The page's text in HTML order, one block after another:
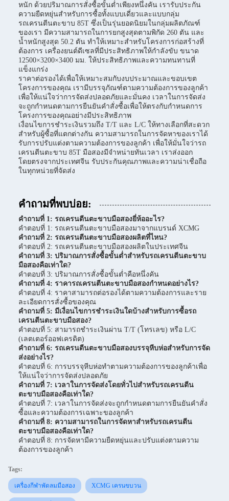
หนัก ด้วยปริมาณการสั่งซื้อขั้นต่ำเพียงหนึ่งคัน เรารับประกัน
ความยืดหยุ่นสำหรับการซื้อทั้งแบบเดี่ยวและแบบกลุ่ม
รถเครนตีนตะขาบ 85T ซึ่งเป็นรุ่นยอดนิยมในกลุ่มผลิตภัณฑ์
ของเรา มีความสามารถในการยกสูงสุดตามพิกัด 260 ตัน และ
น้ำหนักสูงสุด 50.2 ตัน ทำให้เหมาะสำหรับโครงการก่อสร้างที่
ต้องการ เครื่องยนต์ดีเซลที่มีประสิทธิภาพให้กำลังขับ ขนาด
12500×3200×3400 มม. ให้ประสิทธิภาพและความทนทานที่
แข็งแกร่ง
ราคาต่อรองได้เพื่อให้เหมาะสมกับงบประมาณและขอบเขต
โครงการของคุณ เรามีบรรจุภัณฑ์ตามความต้องการของลูกค้า
เพื่อให้แน่ใจว่าการจัดส่งปลอดภัยและมั่นคง เวลาในการจัดส่ง
จะถูกกำหนดตามการยืนยันคำสั่งซื้อเพื่อให้ตรงกับกำหนดการ
โครงการของคุณอย่างมีประสิทธิภาพ
เงื่อนไขการชำระเงินรวมถึง T/T และ L/C ให้ทางเลือกที่สะดวก
สำหรับผู้ซื้อที่แตกต่างกัน ความสามารถในการจัดหาของเราได้
รับการปรับแต่งตามความต้องการของลูกค้า เพื่อให้มั่นใจว่ารถ
เครนตีนตะขาบ 85T มือสองมีจำหน่ายทันเวลา เราส่งออก
โดยตรงจากประเทศจีน รับประกันคุณภาพและความน่าเชื่อถือ
ในทุกหน่วยที่จัดส่ง
คำถามที่พบบ่อย:
คำถามที่ 1: รถเครนตีนตะขาบมือสองยี่ห้ออะไร?
คำตอบที่ 1: รถเครนตีนตะขาบมือสองมาจากแบรนด์ XCMG
คำถามที่ 2: รถเครนตีนตะขาบมือสองผลิตที่ไหน?
คำตอบที่ 2: รถเครนตีนตะขาบมือสองผลิตในประเทศจีน
คำถามที่ 3: ปริมาณการสั่งซื้อขั้นต่ำสำหรับรถเครนตีนตะขาบ
มือสองคือเท่าใด?
คำตอบที่ 3: ปริมาณการสั่งซื้อขั้นต่ำคือหนึ่งคัน
คำถามที่ 4: ราคารถเครนตีนตะขาบมือสองกำหนดอย่างไร?
คำตอบที่ 4: ราคาสามารถต่อรองได้ตามความต้องการและราย
ละเอียดการสั่งซื้อของคุณ
คำถามที่ 5: มีเงื่อนไขการชำระเงินใดบ้างสำหรับการซื้อรถ
เครนตีนตะขาบมือสอง?
คำตอบที่ 5: สามารถชำระเงินผ่าน T/T (โทรเลข) หรือ L/C
(เลตเตอร์ออฟเครดิต)
คำถามที่ 6: รถเครนตีนตะขาบมือสองบรรจุหีบห่อสำหรับการจัด
ส่งอย่างไร?
คำตอบที่ 6: การบรรจุหีบห่อทำตามความต้องการของลูกค้าเพื่อ
ให้แน่ใจว่าการจัดส่งปลอดภัย
คำถามที่ 7: เวลาในการจัดส่งโดยทั่วไปสำหรับรถเครนตีน
ตะขาบมือสองคือเท่าใด?
คำตอบที่ 7: เวลาในการจัดส่งจะถูกกำหนดตามการยืนยันคำสั่ง
ซื้อและความต้องการเฉพาะของลูกค้า
คำถามที่ 8: ความสามารถในการจัดหาสำหรับรถเครนตีน
ตะขาบมือสองคือเท่าใด?
คำตอบที่ 8: การจัดหามีความยืดหยุ่นและปรับแต่งตามความ
ต้องการของลูกค้า
Tags:
เครื่องกีฬาพัดลมมือสอง XCMG เครนขบวน